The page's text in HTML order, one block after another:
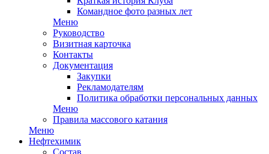
Командное фото разных лет
Меню
Руководство
Визитная карточка
Контакты
Документация
Закупки
Рекламодателям
Политика обработки персональных данных
Меню
Правила массового катания
Меню
Нефтехимик
Состав